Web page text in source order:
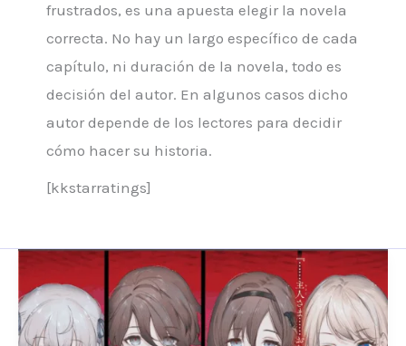
frustrados, es una apuesta elegir la novela
correcta. No hay un largo específico de cada
capítulo, ni duración de la novela, todo es
decisión del autor. En algunos casos dicho
autor depende de los lectores para decidir
cómo hacer su historia.
[kkstarratings]